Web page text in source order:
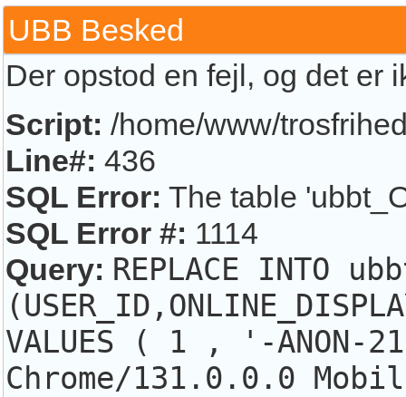
UBB Besked
Der opstod en fejl, og det
Script: /home/www/
Line#: 436
SQL Error: The table
SQL Error #: 1114
Query: REPLACE INTO
VALUES ( 1 , '-
Chrome/131.0.0.0